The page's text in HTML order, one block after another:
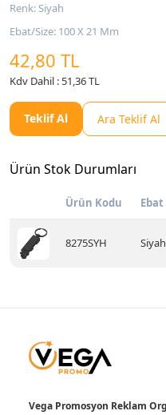
Renk: Siyah
Ebat/Size: 100 X 21 Mm
42,80 TL
Kdv Dahil : 51,36 TL
Teklif Al Ara Teklif Al
Ürün Stok Durumları
Ürün Kodu
8275SYH
Vega Promosyon Reklam